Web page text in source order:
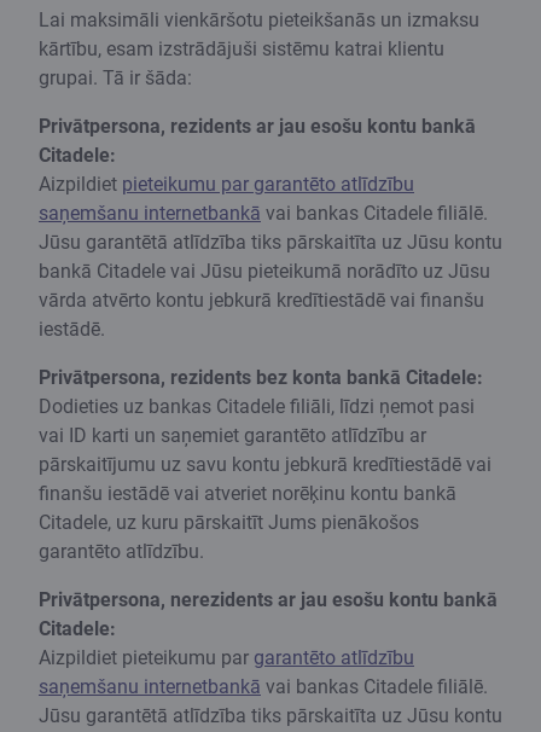
Lai maksimāli vienkāršotu pieteikšanās un izmaksu
kārtību, esam izstrādājuši sistēmu katrai klientu
grupai. Tā ir šāda:
Privātpersona, rezidents ar jau esošu kontu bankā
Citadele:
Aizpildiet pieteikumu par garantēto atlīdzību
saņemšanu internetbankā vai bankas Citadele filiālē.
Jūsu garantētā atlīdzība tiks pārskaitīta uz Jūsu kontu
bankā Citadele vai Jūsu pieteikumā norādīto uz Jūsu
vārda atvērto kontu jebkurā kredītiestādē vai finanšu
iestādē.
Privātpersona, rezidents bez konta bankā Citadele:
Dodieties uz bankas Citadele filiāli, līdzi ņemot pasi
vai ID karti un saņemiet garantēto atlīdzību ar
pārskaitījumu uz savu kontu jebkurā kredītiestādē vai
finanšu iestādē vai atveriet norēķinu kontu bankā
Citadele, uz kuru pārskaitīt Jums pienākošos
garantēto atlīdzību.
Privātpersona, nerezidents ar jau esošu kontu bankā
Citadele:
Aizpildiet pieteikumu par garantēto atlīdzību
saņemšanu internetbankā vai bankas Citadele filiālē.
Jūsu garantētā atlīdzība tiks pārskaitīta uz Jūsu kontu